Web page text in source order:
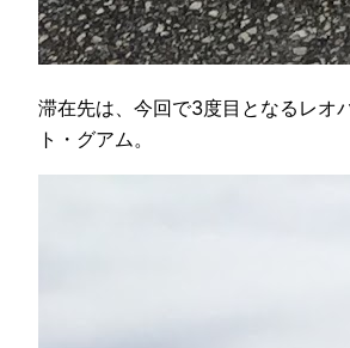
滞在先は、今回で3度目となるレオ
ト・グアム。